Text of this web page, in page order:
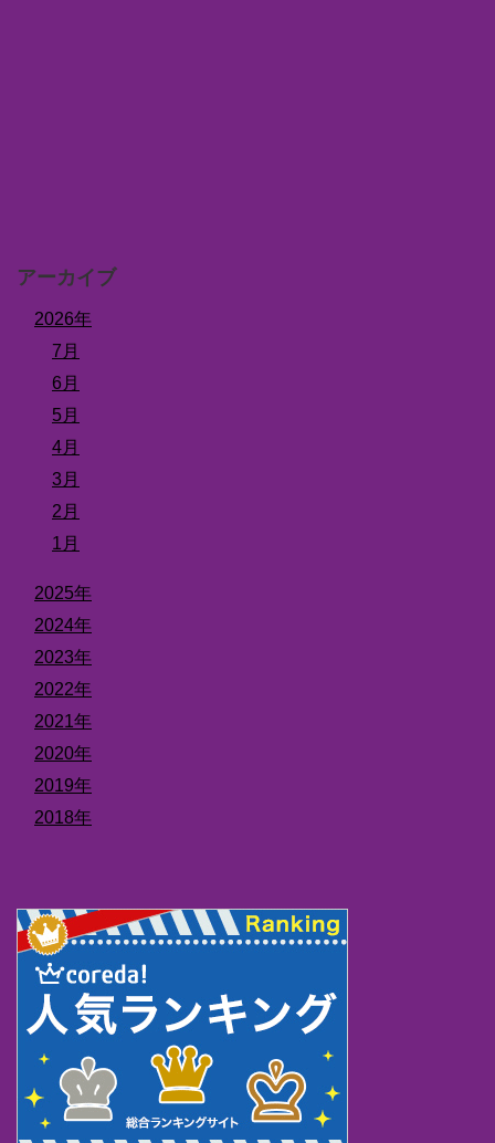
アーカイブ
2026年
7月
6月
5月
4月
3月
2月
1月
2025年
2024年
2023年
2022年
2021年
2020年
2019年
2018年